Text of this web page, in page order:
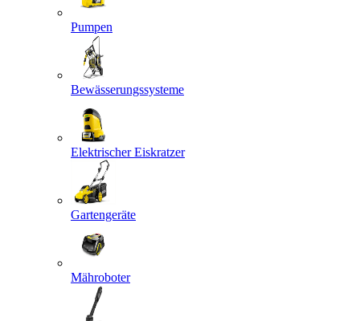
Pumpen
Bewässerungssysteme
Elektrischer Eiskratzer
Gartengeräte
Mähroboter